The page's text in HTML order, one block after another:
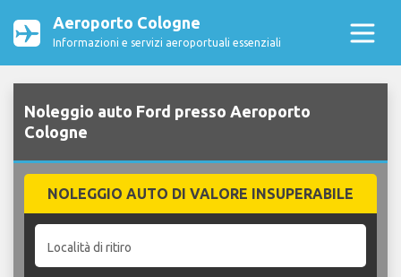
Aeroporto Cologne
Informazioni e servizi aeroportuali essenziali
Noleggio auto Ford presso Aeroporto
Cologne
NOLEGGIO AUTO DI VALORE INSUPERABILE
Località di ritiro